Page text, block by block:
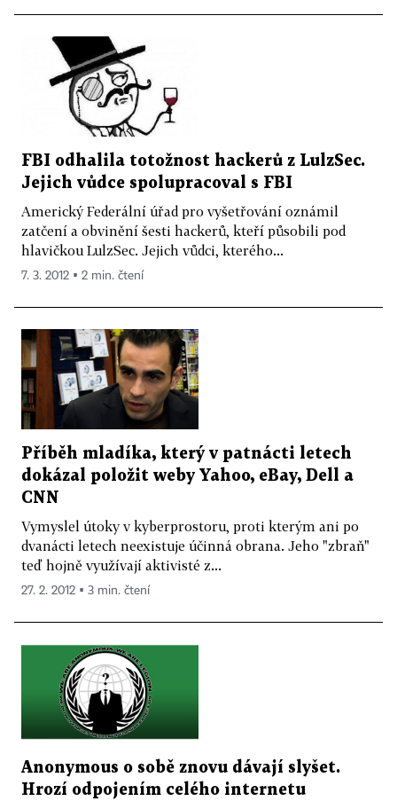
FBI odhalila totožnost hackerů z LulzSec.
Jejich vůdce spolupracoval s FBI
Americký Federální úřad pro vyšetřování oznámil
zatčení a obvinění šesti hackerů, kteří působili pod
hlavičkou LulzSec. Jejich vůdci, kterého...
7. 3. 2012 ▪ 2 min. čtení
Příběh mladíka, který v patnácti letech
dokázal položit weby Yahoo, eBay, Dell a
CNN
Vymyslel útoky v kyberprostoru, proti kterým ani po
dvanácti letech neexistuje účinná obrana. Jeho "zbraň"
teď hojně využívají aktivisté z...
27. 2. 2012 ▪ 3 min. čtení
Anonymous o sobě znovu dávají slyšet.
Hrozí odpojením celého internetu